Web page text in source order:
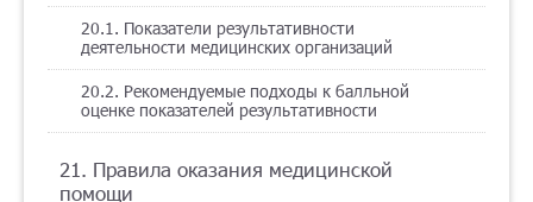
20.1. Показатели результативности
деятельности медицинских организаций
20.2. Рекомендуемые подходы к балльной
оценке показателей результативности
21. Правила оказания медицинской
помощи